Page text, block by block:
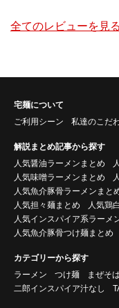
全てのレビューを見る
宅麺について
ご利用シーン
私達のこだ
解説まとめ記事から探す
人気醤油ラーメンまとめ
人気味噌ラーメンまとめ
人気魚介豚骨ラーメンまと
人気担々麺まとめ
人気鶏
人気インスパイア系ラーメ
人気魚介豚骨つけ麺まとめ
カテゴリーから探す
ラーメン
つけ麺 まぜそ
二郎インスパイア汁なし